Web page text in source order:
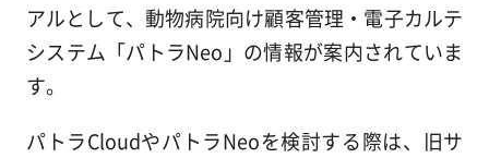
アルとして、動物病院向け顧客管理・電子カルテ
システム「パトラNeo」の情報が案内されていま
す。
パトラCloudやパトラNeoを検討する際は、旧サ